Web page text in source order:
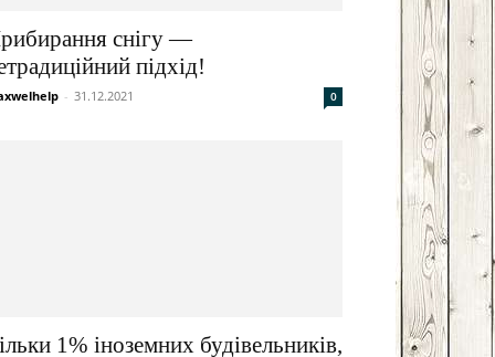
Print
снігу —
підхід!
- 31.12.2021 0
1% іноземних будівельників,